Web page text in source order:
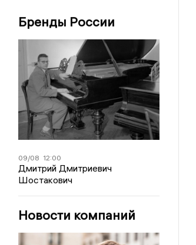
Бренды России
09/08 12:00
Дмитрий Дмитриевич
Шостакович
Новости компаний